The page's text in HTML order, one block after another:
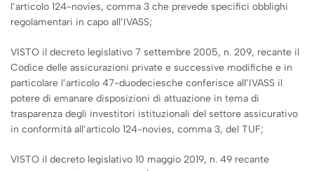
l’articolo 124-novies, comma 3 che prevede specifici obblighi
regolamentari in capo all’IVASS;
VISTO il decreto legislativo 7 settembre 2005, n. 209, recante il
Codice delle assicurazioni private e successive modifiche e in
particolare l’articolo 47-duodeciesche conferisce all’IVASS il
potere di emanare disposizioni di attuazione in tema di
trasparenza degli investitori istituzionali del settore assicurativo
in conformità all’articolo 124-novies, comma 3, del TUF;
VISTO il decreto legislativo 10 maggio 2019, n. 49 recante